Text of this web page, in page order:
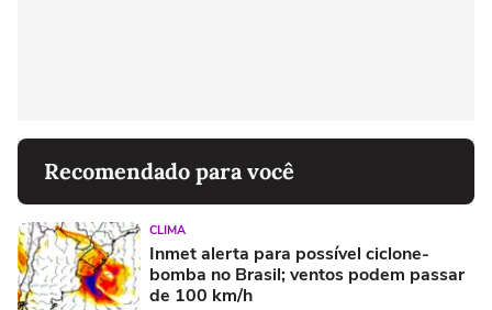
Recomendado para você
CLIMA
Inmet alerta para possível ciclone-
bomba no Brasil; ventos podem passar
de 100 km/h